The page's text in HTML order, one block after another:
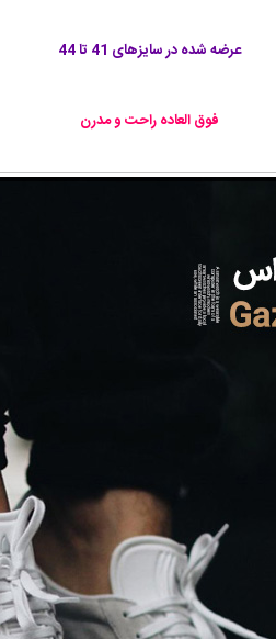
عرضه شده در سایزهای 41 تا 44
فوق العاده راحت و مدرن